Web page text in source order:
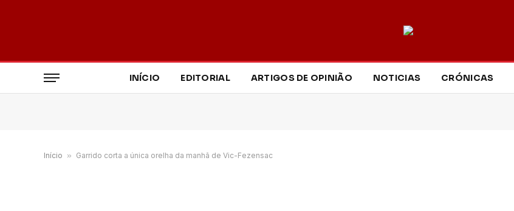
INÍCIO EDITORIAL ARTIGOS DE OPINIÃO NOTICIAS CRÓNICAS
Início » Garrido corta a única orelha da manhã de Vic-Fezensac